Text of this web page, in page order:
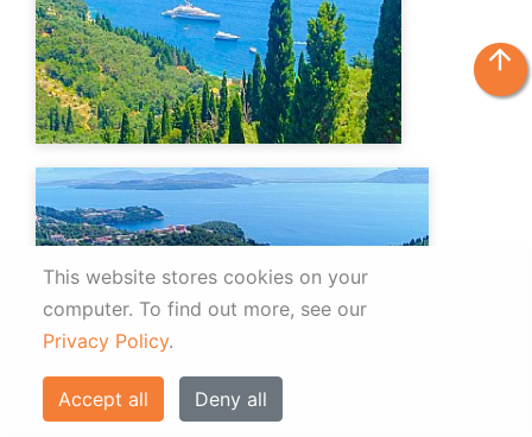
This website stores cookies on your
computer. To find out more, see our
Privacy Policy.
Accept all Deny all
arrow_upward